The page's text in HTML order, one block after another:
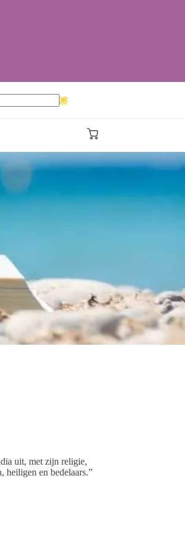
Winkelwagen
uit, met zijn religie,
heiligen en bedelaars.”